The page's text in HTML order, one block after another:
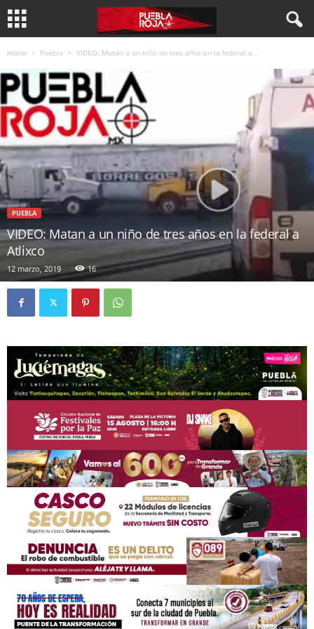
Home Puebla VIDEO: Matan a un niño de tres años en la federal a...
PUEBLA
VIDEO: Matan a un niño de tres años en la federal a
Atlixco
12 marzo, 2019 16